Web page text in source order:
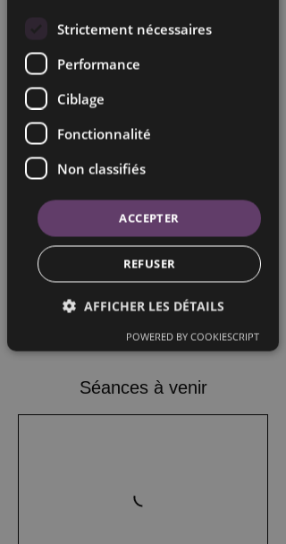
1
Description du service
Abonnement annuel pour 32 séances
Séances à venir
Strictement nécessaires
Performance
Ciblage
Fonctionnalité
Non classifiés
ACCEPTER
REFUSER
AFFICHER LES DÉTAILS
POWERED BY COOKIESCRIPT